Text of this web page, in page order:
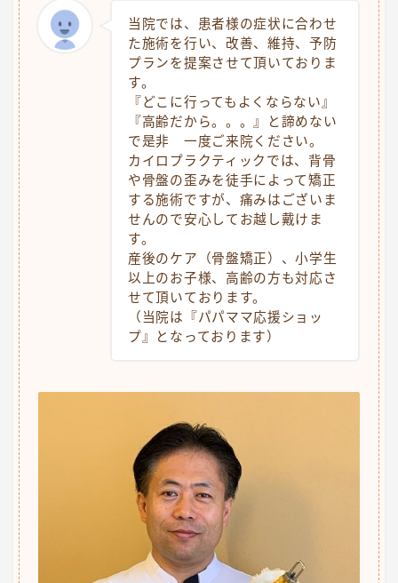
当院では、患者様の症状に合わせ
た施術を行い、改善、維持、予防
プランを提案させて頂いておりま
す。
『どこに行ってもよくならない』
『高齢だから。。。』と諦めない
で是非 一度ご来院ください。
カイロプラクティックでは、背骨
や骨盤の歪みを徒手によって矯正
する施術ですが、痛みはございま
せんので安心してお越し戴けま
す。
産後のケア（骨盤矯正）、小学生
以上のお子様、高齢の方も対応さ
せて頂いております。
（当院は『パパママ応援ショッ
プ』となっております）